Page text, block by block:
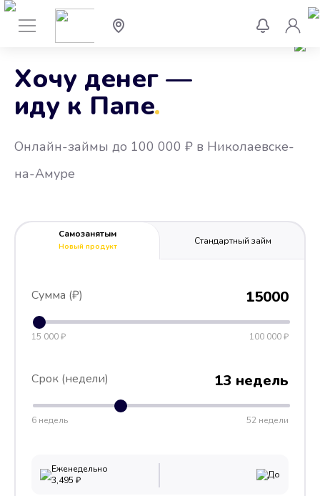
Хочу денег —
иду к Папе
.
Онлайн-займы до 100 000 ₽ в Николаевске-
на-Амуре
Самозанятым
Новый продукт
Стандартный займ
Сумма (₽) 15000
15 000 ₽ 100 000 ₽
Срок (недели) 13 недель
6 недель 52 недели
Еженедельно
3,495 ₽ До